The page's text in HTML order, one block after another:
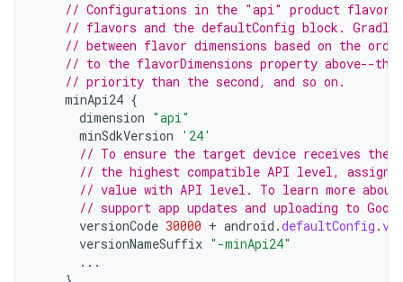
// Configurations in the "api" product flavors
// flavors and the defaultConfig block.
// between flavor dimensions based on the
// to the flavorDimensions property above--
// priority than the second, and so on.
minApi24 {
dimension "api"
minSdkVersion
'24'
// To ensure the target device receives the
// the highest compatible API level, assign
// value with API level. To learn more about
// support app updates and uploading to
versionCode 30000 + android .defaultConfig .
versionNameSuffix "-minApi24"
...